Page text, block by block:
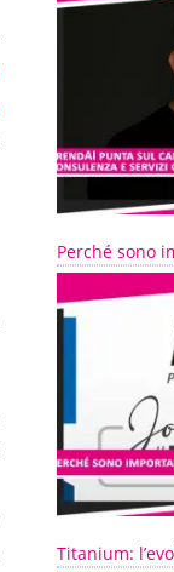
Perché sono
Titanium: